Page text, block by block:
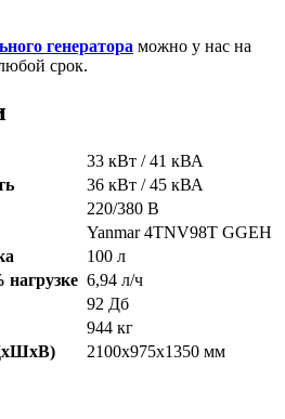
генератора можно у нас на
срок.
33 кВт / 41 кВА
36 кВт / 45 кВА
220/380 В
Yanmar4TNV98T GGEH
100 л
нагрузке 6,94 л/ч
92 Дб
944 кг
2100х975х1350 мм